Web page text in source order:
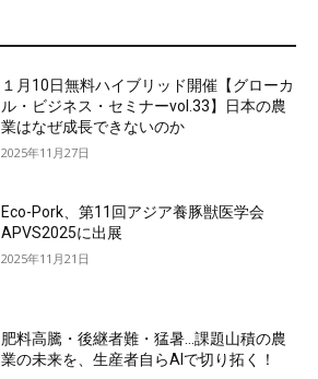
１月10日無料ハイブリッド開催【グローカ
ル・ビジネス・セミナーvol.33】日本の農
業はなぜ成長できないのか
2025年11月27日
Eco-Pork、第11回アジア養豚獣医学会
APVS2025に出展
2025年11月21日
肥料高騰・後継者難・猛暑…課題山積の農
業の未来を、生産者自らAIで切り拓く！